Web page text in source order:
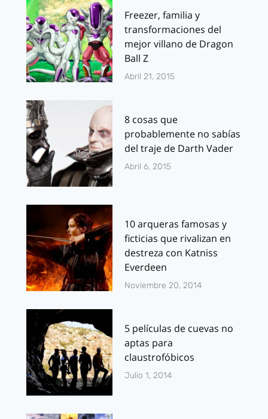
Freezer, familia y
transformaciones del
mejor villano de Dragon
Ball Z
Abril 21, 2015
8 cosas que
probablemente no sabías
del traje de Darth Vader
Abril 6, 2015
10 arqueras famosas y
ficticias que rivalizan en
destreza con Katniss
Everdeen
Noviembre 20, 2014
5 películas de cuevas no
aptas para
claustrofóbicos
Julio 1, 2014